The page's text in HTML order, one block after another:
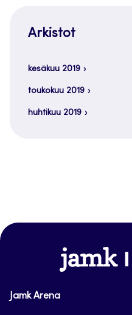
Arkistot
kesäkuu 2019
toukokuu 2019
huhtikuu 2019
www.jamk.fi
Jamk Arena